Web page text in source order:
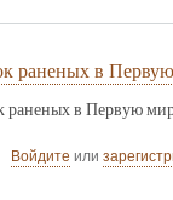
раненых в
раненых в Первую
Войдите или